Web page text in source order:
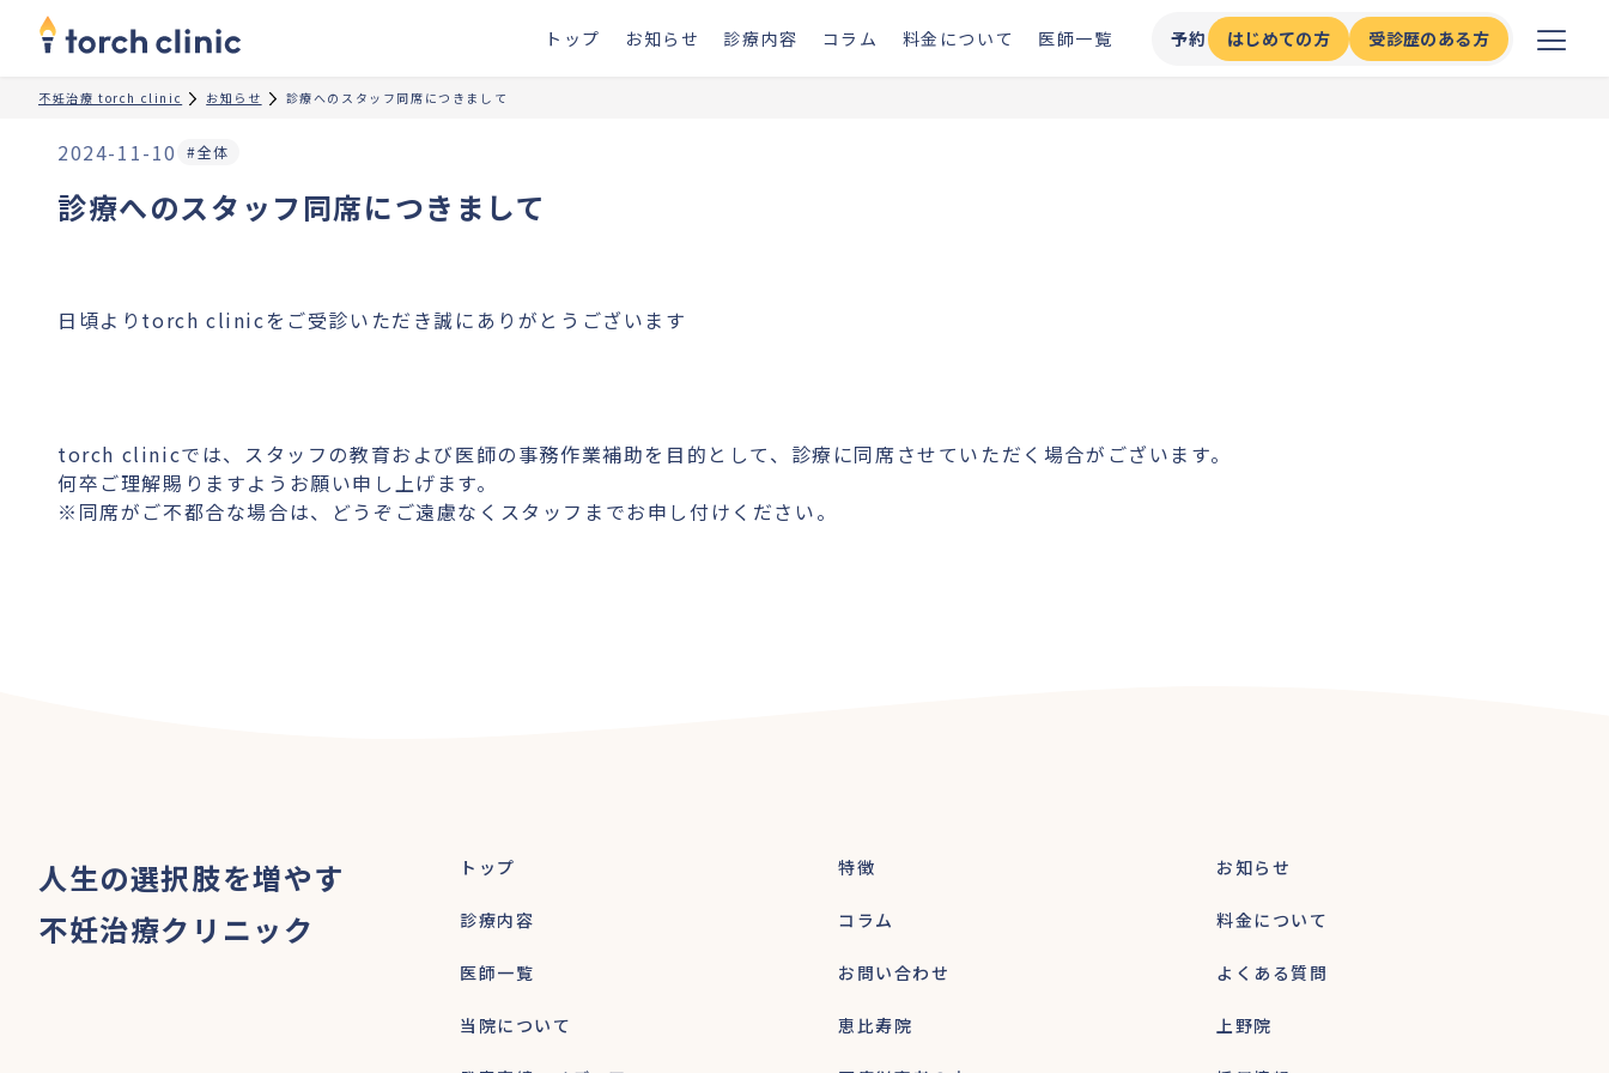
トップ お知らせ 診療内容 コラム 料金について 医師一覧 予約 はじめての方 受診歴のある方
不妊治療 torch clinic お知らせ 診療へのスタッフ同席につきまして
2024-11-10 #全体
診療へのスタッフ同席につきまして
日頃よりtorch clinicをご受診いただき誠にありがとうございます
torch clinicでは、スタッフの教育および医師の事務作業補助を目的として、診療に同席させていただく場合がございます。
何卒ご理解賜りますようお願い申し上げます。
※同席がご不都合な場合は、どうぞご遠慮なくスタッフまでお申し付けください。
人生の選択肢を増やす
不妊治療クリニック
トップ 特徴 お知らせ
診療内容 コラム 料金について
医師一覧 お問い合わせ よくある質問
当院について 恵比寿院 上野院